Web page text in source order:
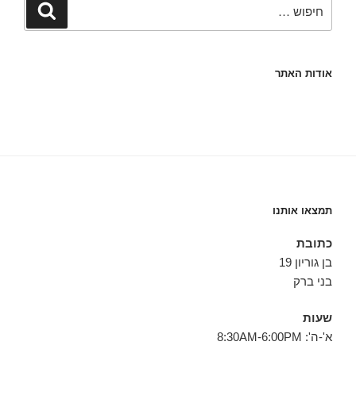
חיפוש
אודות האתר
תמצאו אותנו
כתובת
בן גוריון 19
בני ברק
שעות
א'-ה': 8:30AM-6:00PM